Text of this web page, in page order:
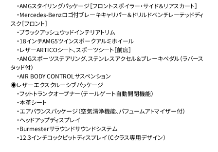
・AMGスタイリングパッケージ［フロントスポイラー・サイド＆リアスカート］
・Mercedes-Benzロゴ付ブレーキキャリパー＆ドリルドベンチレーテッドディ
スク［フロント］
・ブラックアッシュウッドインテリアトリム
・18インチAMG5ツインスポークアルミホイール
・レザーARTICOシート、スポーツシート［前席］
・AMGスポーツステアリング、ステンレスアクセル＆ブレーキペダル（ラバース
タッド付）
・AIR BODY CONTROLサスペンション
◉レザーエクスクルーシブパッケージ
・フットトランクオープナー（テールゲート自動開閉機能）
・本革シート
・エアバランスパッケージ（空気清浄機能、パフュームアトマイザー付）
・ヘッドアップディスプレイ
・Burmesterサラウンドサウンドシステム
・12.3インチコックピットディスプレイ（Cクラス専用デザイン）